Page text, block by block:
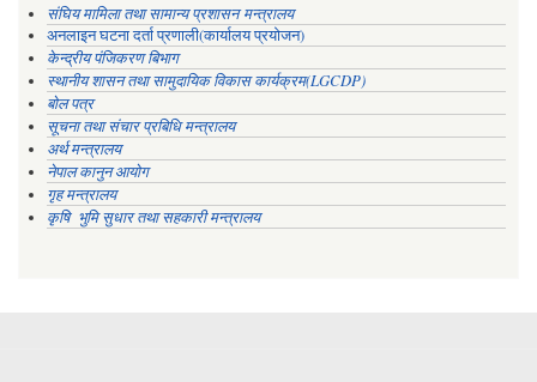
संघिय मामिला तथा सामान्य प्रशासन मन्त्रालय
अनलाइन घटना दर्ता प्रणाली(कार्यालय प्रयोजन)
केन्द्रीय पंजिकरण बिभाग
स्थानीय शासन तथा सामुदायिक विकास कार्यक्रम(LGCDP)
बोल पत्र
सूचना तथा संचार प्रबिधि मन्त्रालय
अर्थ मन्त्रालय
नेपाल कानुन आयोग
गृह मन्त्रालय
कृषि भुमि सुधार तथा सहकारी मन्त्रालय